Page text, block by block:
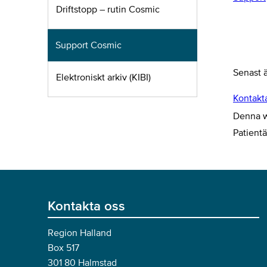
Driftstopp – rutin Cosmic
Support Cosmic
Elektroniskt arkiv (KIBI) Senast
Denna
Kontakta oss
Region Halland
Box 517
301 80 Halmstad